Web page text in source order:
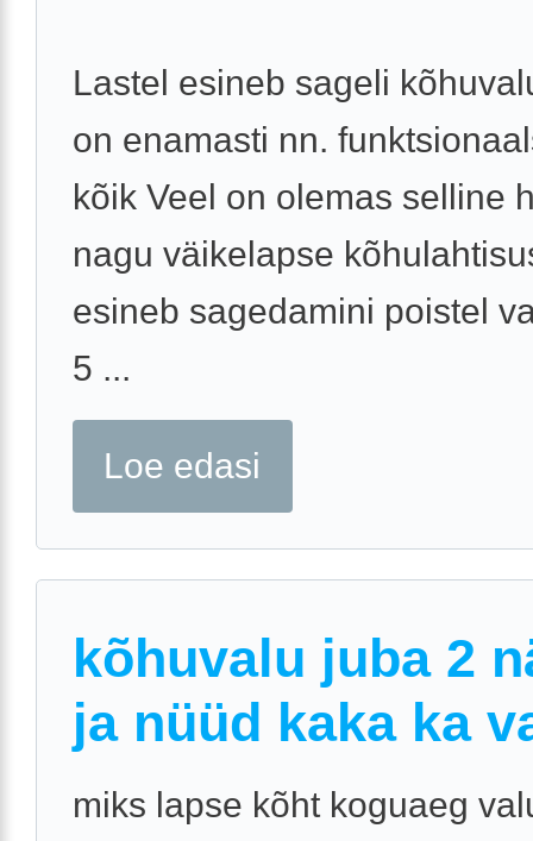
Lastel esineb sageli
on enamasti nn.
kõik Veel on olemas selline
nagu väikelapse
esineb sagedamini poistel
5 ...
Loe edasi
kõhuvalu juba 2
ja nüüd kaka ka
miks lapse kõht koguaeg